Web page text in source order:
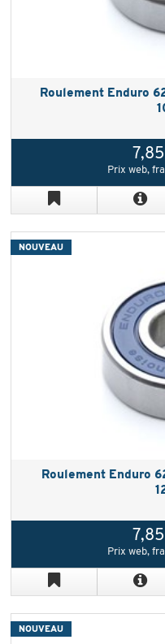
Roulement Enduro
Prix web,
Roulement Enduro
Prix web,
NOUVEAU
NOUVEAU